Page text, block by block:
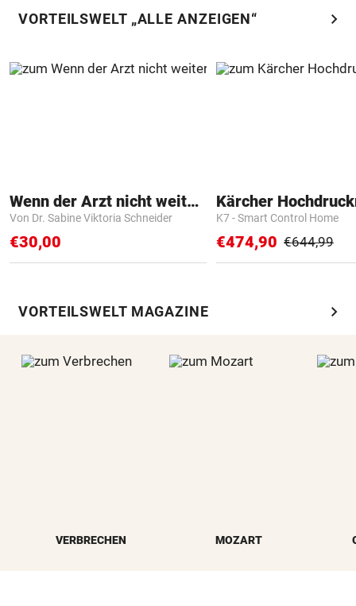
VORTEILSWELT „ALLE ANZEIGEN“ chevron_right
Wenn der Arzt nicht weiter weiß
Von Dr. Sabine Viktoria Schneider
€30,00
Kärcher
K7 - Smart Control Home
€474,90 €644,99
VORTEILSWELT MAGAZINE chevron_right
VERBRECHEN MOZART